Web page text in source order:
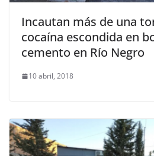
Incautan más de una
cocaína escondida en
cemento en Río Negro
10 abril, 2018